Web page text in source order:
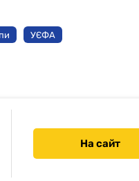
УЄФА
На сайт